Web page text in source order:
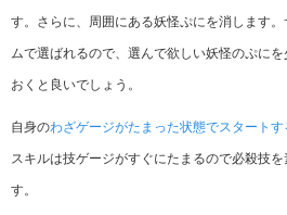
す。さらに、周囲にある妖怪ぷにを消します
ムで選ばれるので、選んで欲しい妖怪のぷに
おくと良いでしょう。
自身のわざゲージがたまった状態でスタート
スキルは技ゲージがすぐにたまるので必殺技
す。